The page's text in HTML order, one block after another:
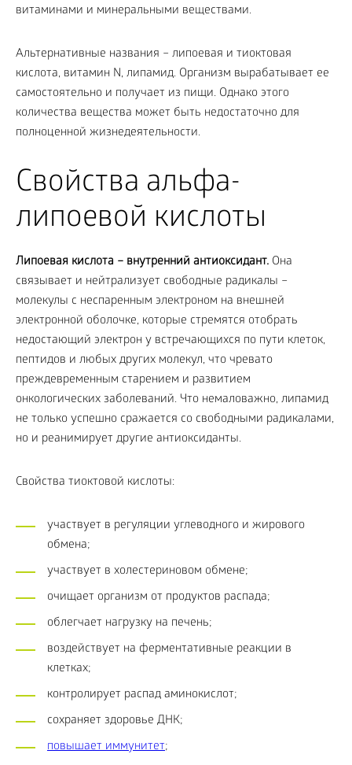
витаминами и минеральными веществами.
Альтернативные названия – липоевая и тиоктовая
кислота, витамин N, липамид. Организм вырабатывает ее
самостоятельно и получает из пищи. Однако этого
количества вещества может быть недостаточно для
полноценной жизнедеятельности.
Свойства альфа-
липоевой кислоты
Липоевая кислота – внутренний антиоксидант. Она
связывает и нейтрализует свободные радикалы –
молекулы с неспаренным электроном на внешней
электронной оболочке, которые стремятся отобрать
недостающий электрон у встречающихся по пути клеток,
пептидов и любых других молекул, что чревато
преждевременным старением и развитием
онкологических заболеваний. Что немаловажно, липамид
не только успешно сражается со свободными радикалами,
но и реанимирует другие антиоксиданты.
Свойства тиоктовой кислоты:
участвует в регуляции углеводного и жирового
обмена;
участвует в холестериновом обмене;
очищает организм от продуктов распада;
облегчает нагрузку на печень;
воздействует на ферментативные реакции в
клетках;
контролирует распад аминокислот;
сохраняет здоровье ДНК;
повышает иммунитет;